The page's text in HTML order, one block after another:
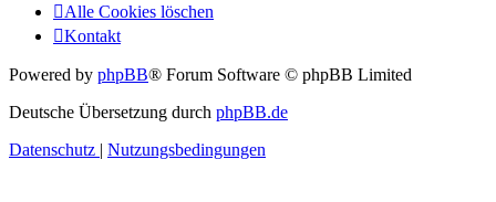
Alle Cookies löschen
Kontakt
Powered by phpBB® Forum Software © phpBB Limited
Deutsche Übersetzung durch phpBB.de
Datenschutz | Nutzungsbedingungen